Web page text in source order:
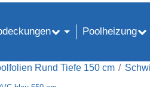
Poolheizung
Rund Tiefe 150 cm